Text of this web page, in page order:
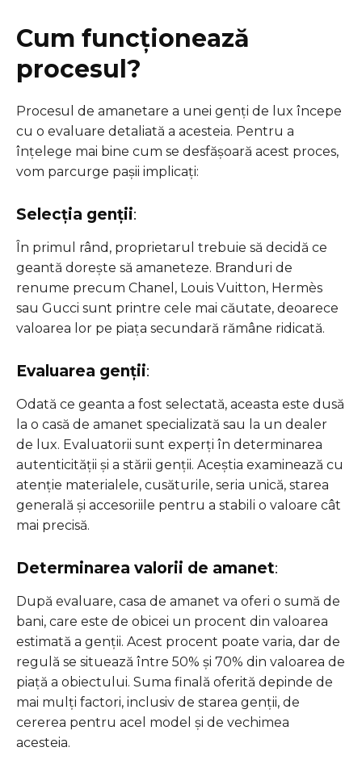
Cum funcționează
procesul?
Procesul de amanetare a unei genți de lux începe
cu o evaluare detaliată a acesteia. Pentru a
înțelege mai bine cum se desfășoară acest proces,
vom parcurge pașii implicați:
Selecția genții:
În primul rând, proprietarul trebuie să decidă ce
geantă dorește să amaneteze. Branduri de
renume precum Chanel, Louis Vuitton, Hermès
sau Gucci sunt printre cele mai căutate, deoarece
valoarea lor pe piața secundară rămâne ridicată.
Evaluarea genții:
Odată ce geanta a fost selectată, aceasta este dusă
la o casă de amanet specializată sau la un dealer
de lux. Evaluatorii sunt experți în determinarea
autenticității și a stării genții. Aceștia examinează cu
atenție materialele, cusăturile, seria unică, starea
generală și accesoriile pentru a stabili o valoare cât
mai precisă.
Determinarea valorii de amanet:
După evaluare, casa de amanet va oferi o sumă de
bani, care este de obicei un procent din valoarea
estimată a genții. Acest procent poate varia, dar de
regulă se situează între 50% și 70% din valoarea de
piață a obiectului. Suma finală oferită depinde de
mai mulți factori, inclusiv de starea genții, de
cererea pentru acel model și de vechimea
acesteia.